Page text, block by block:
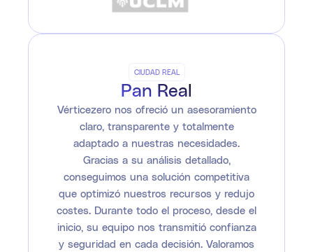
CIUDAD REAL
Pan Real
Vérticezero nos ofreció un asesoramiento
claro, transparente y totalmente
adaptado a nuestras necesidades.
Gracias a su análisis detallado,
conseguimos una solución competitiva
que optimizó nuestros recursos y redujo
costes. Durante todo el proceso, desde el
inicio, su equipo nos transmitió confianza
y seguridad en cada decisión. Valoramos